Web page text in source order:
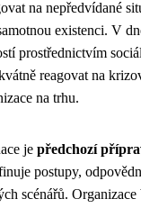
na nepředvídané
existenci. V
prostřednictvím
reagovat na
na trhu.
je předchozí
postupy,
scénářů. Organizace